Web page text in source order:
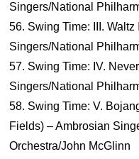
Singers/National
56. Swing Time: III.
Singers/National
57. Swing Time: IV.
Singers/National
58. Swing Time: V.
Fields) – Ambrosian
Orchestra/John McGlinn